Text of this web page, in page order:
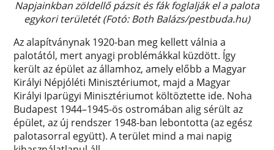
Napjainkban zöldellő pázsit és fák foglalják el a palota
egykori területét (Fotó: Both Balázs/pestbuda.hu)
Az alapítványnak 1920-ban meg kellett válnia a
palotától, mert anyagi problémákkal küzdött. Így
került az épület az államhoz, amely előbb a Magyar
Királyi Népjóléti Minisztériumot, majd a Magyar
Királyi Iparügyi Minisztériumot költöztette ide. Noha
Budapest 1944–1945-ös ostromában alig sérült az
épület, az új rendszer 1948-ban lebontotta (az egész
palotasorral együtt). A terület mind a mai napig